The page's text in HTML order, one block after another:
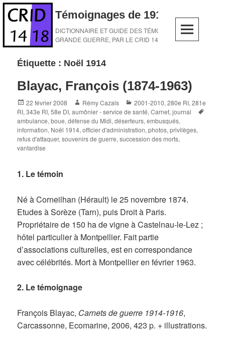
Skip
content
Témoignages de 1914-1918
DICTIONNAIRE ET GUIDE DES TÉMOINS DE LA
GRANDE GUERRE, PAR LE CRID 14-18
Étiquette : Noël 1914
Blayac, François (1874-1963)
Posted
on
22 février 2008 Author
Rémy Cazals Categories
2001-2010,280e RI,281e
RI,343e RI,58e DI,aumônier - service de santé,Carnet, journal
ambulance,boue,défense du Midi,déserteurs,embusqués,
information, Noël 1914,officier d'administration,photos,privilèges,
refus d'attaquer,souvenirs de guerre,succession des morts,
vantardise
1. Le témoin
Né à Corneilhan (Hérault) le 25 novembre 1874.
Etudes à Sorèze (Tarn), puis Droit à Paris.
Propriétaire de 150 ha de vigne à Castelnau-le-Lez ;
hôtel particulier à Montpellier. Fait partie
d’associations culturelles, est en correspondance
avec célébrités. Mort à Montpellier en février 1963.
2. Le témoignage
François Blayac, Carnets de guerre 1914-1916,
Carcassonne, Ecomarine, 2006, 423 p. + illustrations.